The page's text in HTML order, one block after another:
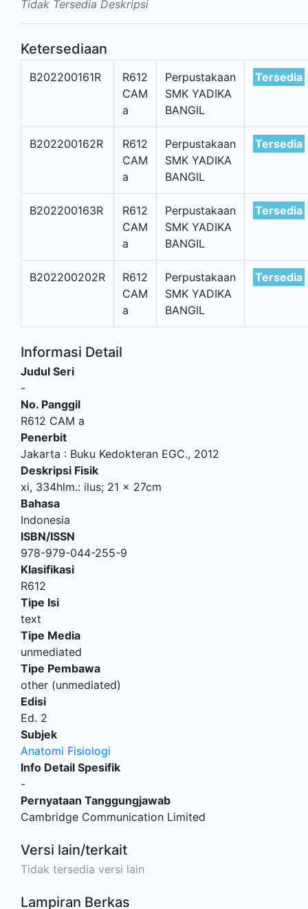
Tidak Tersedia Deskripsi
Ketersediaan
B202200161R
R612
CAM
a
Perpustakaan
SMK YADIKA
BANGIL
Tersedia
B202200162R
R612
CAM
a
Perpustakaan
SMK YADIKA
BANGIL
Tersedia
B202200163R
R612
CAM
a
Perpustakaan
SMK YADIKA
BANGIL
Tersedia
B202200202R
R612
CAM
a
Perpustakaan
SMK YADIKA
BANGIL
Tersedia
Informasi Detail
Judul Seri
-
No. Panggil
R612 CAM a
Penerbit
Jakarta : Buku Kedokteran EGC., 2012
Deskripsi Fisik
xi, 334hlm.: ilus; 21 x 27cm
Bahasa
Indonesia
ISBN/ISSN
978-979-044-255-9
Klasifikasi
R612
Tipe Isi
text
Tipe Media
unmediated
Tipe Pembawa
other (unmediated)
Edisi
Ed. 2
Subjek
Anatomi Fisiologi
Info Detail Spesifik
-
Pernyataan Tanggungjawab
Cambridge Communication Limited
Versi lain/terkait
Tidak tersedia versi lain
Lampiran Berkas